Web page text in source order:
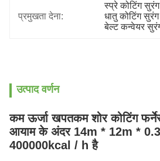
प्रमुखता देना:
स्प्रे कोटिंग
धातु कोटिंग
बेल्ट कन्वेयर
उत्पाद वर्णन
कम ऊर्जा खपतकम शोर कोटिंग
आयाम के अंदर 14m * 12m *
400000kcal / h है